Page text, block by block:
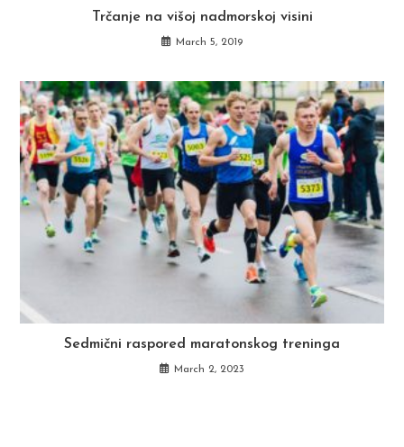
Trčanje na višoj nadmorskoj visini
March 5, 2019
Sedmični raspored maratonskog treninga
March 2, 2023